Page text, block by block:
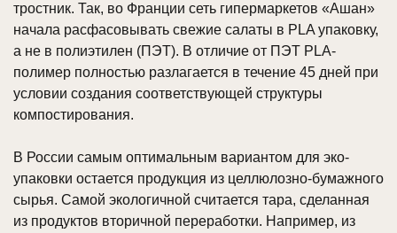
тростник. Так, во Франции сеть гипермаркетов «Ашан»
начала расфасовывать свежие салаты в PLA упаковку,
а не в полиэтилен (ПЭТ). В отличие от ПЭТ PLA-
полимер полностью разлагается в течение 45 дней при
условии создания соответствующей структуры
компостирования.
В России самым оптимальным вариантом для эко-
упаковки остается продукция из целлюлозно-бумажного
сырья. Самой экологичной считается тара, сделанная
из продуктов вторичной переработки. Например, из